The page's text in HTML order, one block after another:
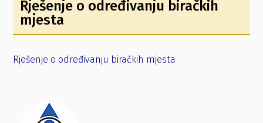
Rješenje o određivanju biračkih
mjesta
Rješenje o određivanju biračkih mjesta